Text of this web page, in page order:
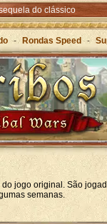
do clássico
– Estratégia ao longo das
o seu império na
- Rondas Speed -
jogo original. São
semanas.